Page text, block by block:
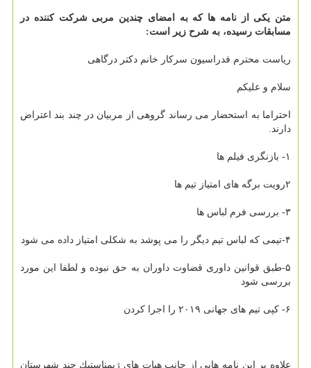
متن یكی از نامه ها كه به امضای چندین مربی شركت كننده در
مسابقات رسیده، به شرح زیر است:
ریاست محترم فدراسیون سركار خانم دكتر درگاهی
سلام و علیكم
احتراما به استحضار می رساند گروهی از مربیان در چند بند اعتراض
دارند.
۱- بازنگری فیلم ها
۲رویت برگه های امتیاز تیم ها
۳- بررسی فرم لباس ها
۴-تیمی كه لباس تیم دیگر را می پوشد به شكلی امتیاز داده می شود
۵-طبق قوانین داوری قضاوت داوران به حق نبوده و لطفا این مورد
بررسی شود
۶- كپی تیم های جهانی ۲۰۱۹ را اجرا كردن
علاوه بر این نامه هایی از جانب هیات های ژیمناستیك چند شهرستان